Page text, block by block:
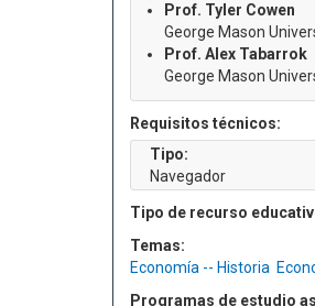
Prof. Tyler Cowen
George Mason
Prof. Alex Tabarrok
George Mason
Requisitos técnicos:
Tipo:
Navegador
Tipo de recurso
Temas:
Economía -- Historia
Programas de estudio